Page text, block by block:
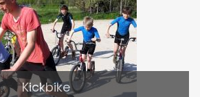
Kickbike